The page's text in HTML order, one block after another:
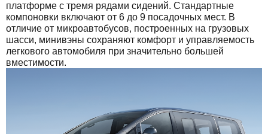
платформе с тремя рядами сидений. Стандартные
компоновки включают от 6 до 9 посадочных мест. В
отличие от микроавтобусов, построенных на грузовых
шасси, минивэны сохраняют комфорт и управляемость
легкового автомобиля при значительно большей
вместимости.